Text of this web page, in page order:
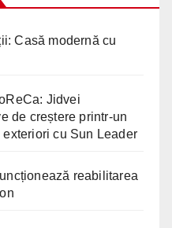
Casă modernă cu
Jidvei
de creștere printr-un
cu Sun Leader
reabilitarea